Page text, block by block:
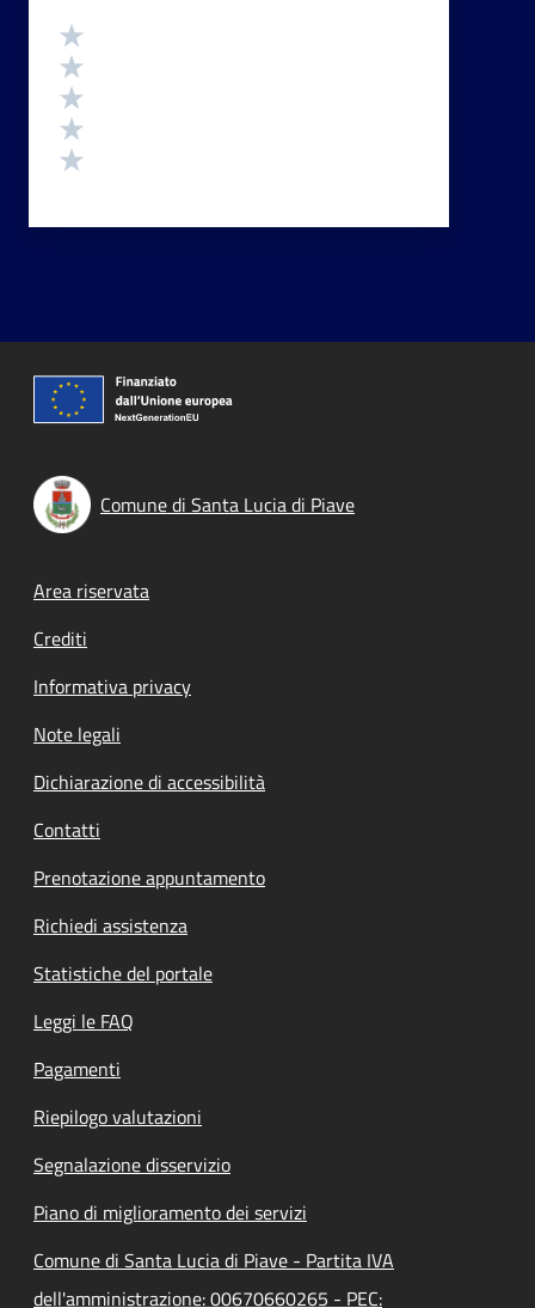
Valutazione
Comune di Santa Lucia di Piave
Footer menu
Area riservata
Crediti
Informativa privacy
Note legali
Dichiarazione di accessibilità
Contatti
Prenotazione appuntamento
Richiedi assistenza
Statistiche del portale
Leggi le FAQ
Pagamenti
Riepilogo valutazioni
Segnalazione disservizio
Piano di miglioramento dei servizi
Comune di Santa Lucia di Piave - Partita IVA
dell'amministrazione: 00670660265 - PEC: